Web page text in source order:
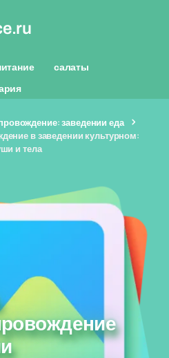
салаты
заведении еда
в заведении культурном:
и тела